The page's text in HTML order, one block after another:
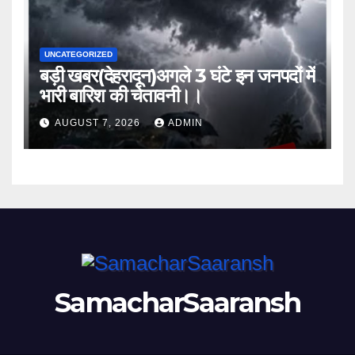
UNCATEGORIZED
बड़ी खबर(देहरादून)अगले 3 घंटे इन जनपदों में
भारी बारिश की चेतावनी।।
AUGUST 7, 2026 ADMIN
SamacharSaaransh